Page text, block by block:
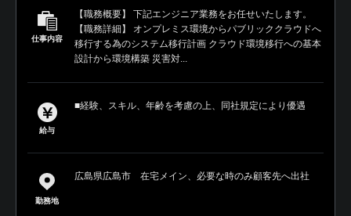
仕事内容
【職務概要】 下記エンジニア業務をお任せいたします。
【職務詳細】 オンプレミス環境からパブリッククラウドへ
移行する為のシステム移行計画 クラウド環境移行への基本
設計から環境構築 災害対...
給与
■経験、スキル、年齢を考慮の上、同社規定により優遇
勤務地
広島県広島市 在宅メイン、必要な時のみ顧客先へ出社